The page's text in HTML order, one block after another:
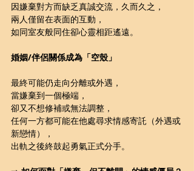
因嫌棄對方而缺乏真誠交流，久而久之，
兩人僅留在表面的互動，
如同室友般同住卻心靈相距遙遠。
婚姻/伴侶關係成為「空殼」
最終可能仍走向分離或外遇，
當嫌棄到一個極端，
卻又不想修補或無法調整，
任何一方都可能在他處尋求情感寄託（外遇或
新戀情），
出軌之後終鼓起勇氣正式分手。